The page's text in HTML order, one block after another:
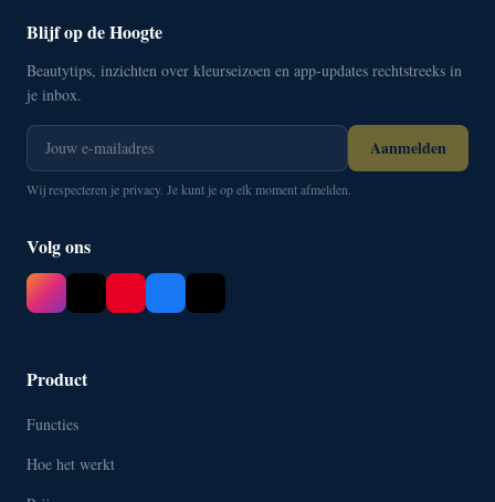
Blijf op de Hoogte
Beautytips, inzichten over kleurseizoen en app-updates rechtstreeks in
je inbox.
Aanmelden
Wij respecteren je privacy. Je kunt je op elk moment afmelden.
Volg ons
Product
Functies
Hoe het werkt